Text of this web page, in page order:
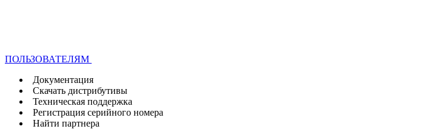
ПОЛЬЗОВАТЕЛЯМ
Документация
Скачать дистрибутивы
Техническая поддержка
Регистрация серийного номера
Найти партнера